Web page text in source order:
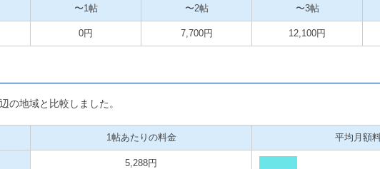
〜1帖 〜2帖 〜3帖
0円 7,700円 12,100円
の地域と比較しました。
1帖あたりの料金 平均月額
5,288円